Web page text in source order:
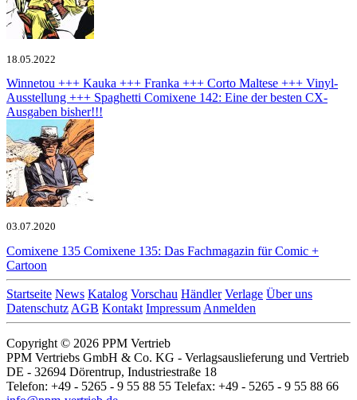
18.05.2022
Winnetou +++ Kauka +++ Franka +++ Corto Maltese +++ Vinyl-
Ausstellung +++ Spaghetti Comixene 142: Eine der besten CX-
Ausgaben bisher!!!
03.07.2020
Comixene 135 Comixene 135: Das Fachmagazin für Comic +
Cartoon
Startseite News Katalog Vorschau Händler Verlage Über uns
Datenschutz AGB Kontakt Impressum Anmelden
Copyright © 2026 PPM Vertrieb
PPM Vertriebs GmbH & Co. KG - Verlagsauslieferung und Vertrieb
DE - 32694 Dörentrup, Industriestraße 18
Telefon: +49 - 5265 - 9 55 88 55 Telefax: +49 - 5265 - 9 55 88 66